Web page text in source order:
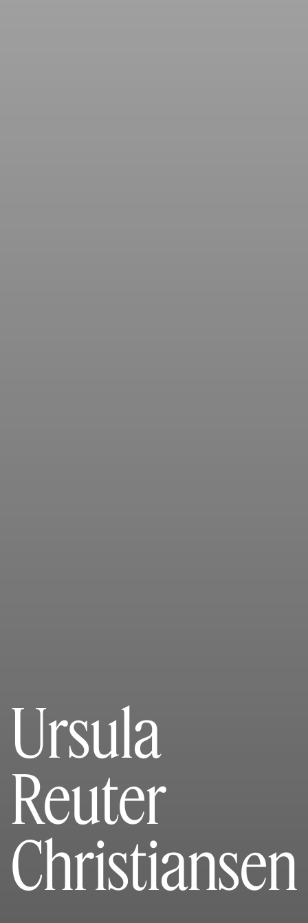
Ursula
Reuter
Christiansen